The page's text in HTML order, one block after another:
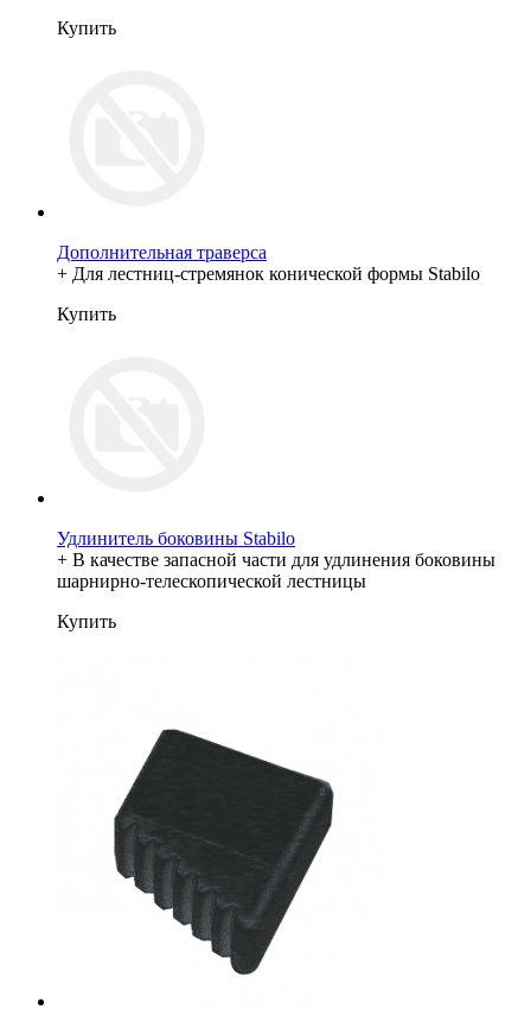
Купить
Дополнительная траверса
+ Для лестниц-стремянок конической формы Stabilo
Купить
Удлинитель боковины Stabilo
+ В качестве запасной части для удлинения боковины
шарнирно-телескопической лестницы
Купить